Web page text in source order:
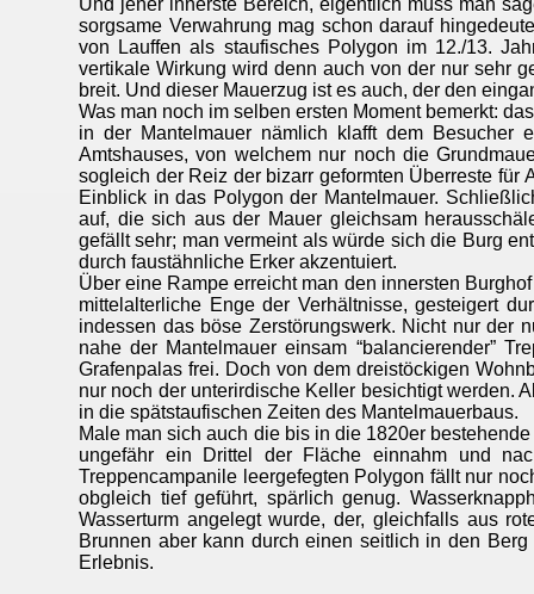
Und jener innerste Bereich, eigentlich muss man
sorgsame Verwahrung mag schon darauf
von Lauffen als staufisches Polygon im 12./13.
vertikale Wirkung wird denn auch von der nur sehr
breit. Und dieser Mauerzug ist es auch, der den
Was man noch im selben ersten Moment bemerkt:
in der Mantelmauer nämlich klafft dem Besucher
Amtshauses, von welchem nur noch die
sogleich der Reiz der bizarr geformten Überreste für
Einblick in das Polygon der Mantelmauer.
auf, die sich aus der Mauer gleichsam
gefällt sehr; man vermeint als würde sich die Burg
durch faustähnliche Erker akzentuiert.
Über eine Rampe erreicht man den innersten
mittelalterliche Enge der Verhältnisse, gesteigert
indessen das böse Zerstörungswerk. Nicht nur der
nahe der Mantelmauer einsam “balancierender”
Grafenpalas frei. Doch von dem dreistöckigen
nur noch der unterirdische Keller besichtigt werden.
in die spätstaufischen Zeiten des Mantelmauerbaus.
Male man sich auch die bis in die 1820er
ungefähr ein Drittel der Fläche einnahm und
Treppencampanile leergefegten Polygon fällt nur
obgleich tief geführt, spärlich genug.
Wasserturm angelegt wurde, der, gleichfalls aus
Brunnen aber kann durch einen seitlich in den
Erlebnis.